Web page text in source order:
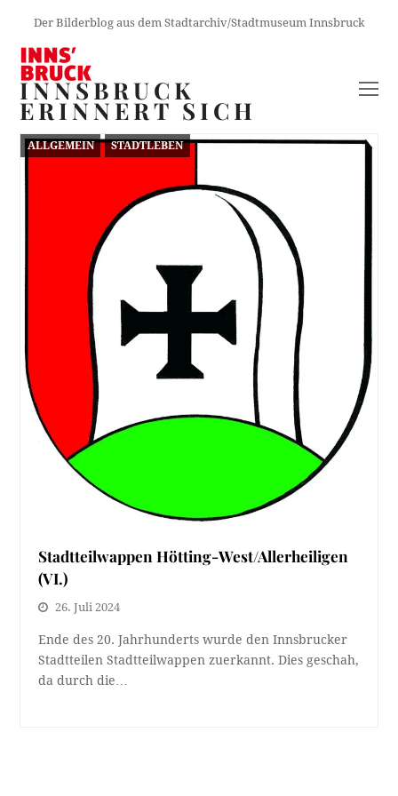
Der Bilderblog aus dem Stadtarchiv/Stadtmuseum Innsbruck
INNSBRUCK
ERINNERT SICH
ALLGEMEIN STADTLEBEN
Stadtteilwappen Hötting-West/Allerheiligen
(VI.)
26. Juli 2024
Ende des 20. Jahrhunderts wurde den Innsbrucker
Stadtteilen Stadtteilwappen zuerkannt. Dies geschah,
da durch die…